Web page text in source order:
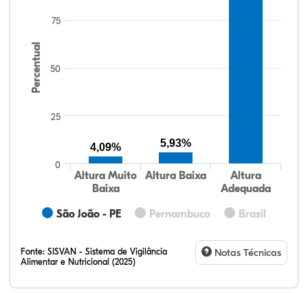
Percentual
São João - PE Pernambuco Brasil
Altura Muito
Baixa
Altura Baixa
Altura
Adequada
0
25
50
75
4,09% 5,93%
Fonte: SISVAN - Sistema de Vigilância
Alimentar e Nutricional (2025)
Notas Técnicas